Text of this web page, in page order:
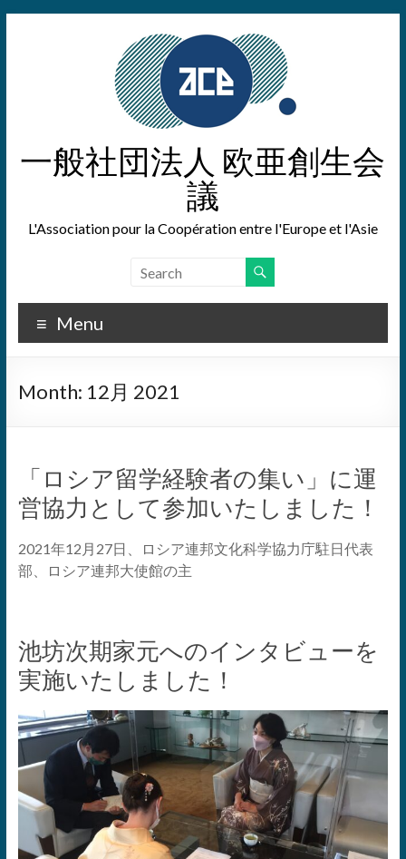
一般社団法人 欧亜創生会
議
L'Association pour la Coopération entre l'Europe et l'Asie
Menu
Month: 12月 2021
「ロシア留学経験者の集い」に運
営協力として参加いたしました！
2021年12月27日、ロシア連邦文化科学協力庁駐日代表
部、ロシア連邦大使館の主
池坊次期家元へのインタビューを
実施いたしました！